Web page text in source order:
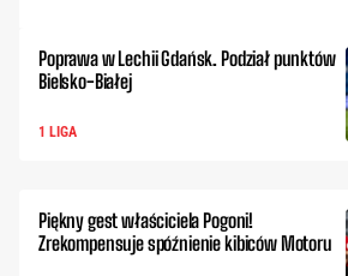
Poprawa w Lechii Gdańsk. Podział punktów
Bielsko-Białej
1 LIGA
Piękny gest właściciela Pogoni!
Zrekompensuje spóźnienie kibiców Motoru